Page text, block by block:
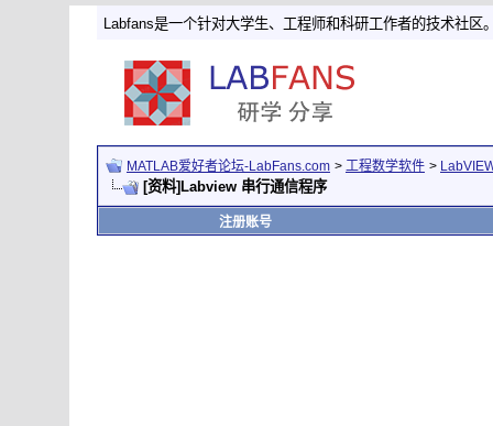
Labfans是一个针对大学生、工程师和科研工作者的技术社区
MATLAB爱好者论坛-LabFans.com > 工程数学软件 >
[资料]Labview 串行通信程序
注册账号